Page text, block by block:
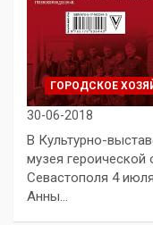
ГОРОДСКОЕ
30-06-2018
В Культурно-
музея
Севастополя 4
Анны…